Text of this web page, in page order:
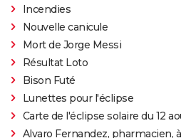
Incendies
Nouvelle canicule
Mort de Jorge Messi
Résultat Loto
Bison Futé
Lunettes pour l'éclipse
Carte de l'éclipse solaire du 12
Alvaro Fernandez, pharmacien,